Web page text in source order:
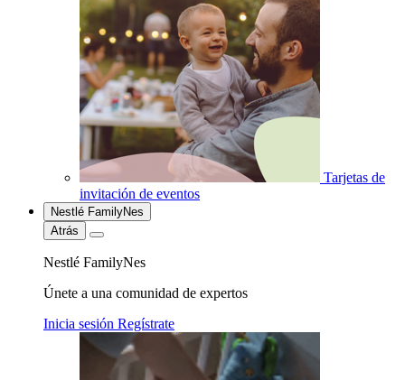
Tarjetas de
invitación de eventos
Nestlé FamilyNes
Atrás
Nestlé FamilyNes
Únete a una comunidad de expertos
Inicia sesión Regístrate